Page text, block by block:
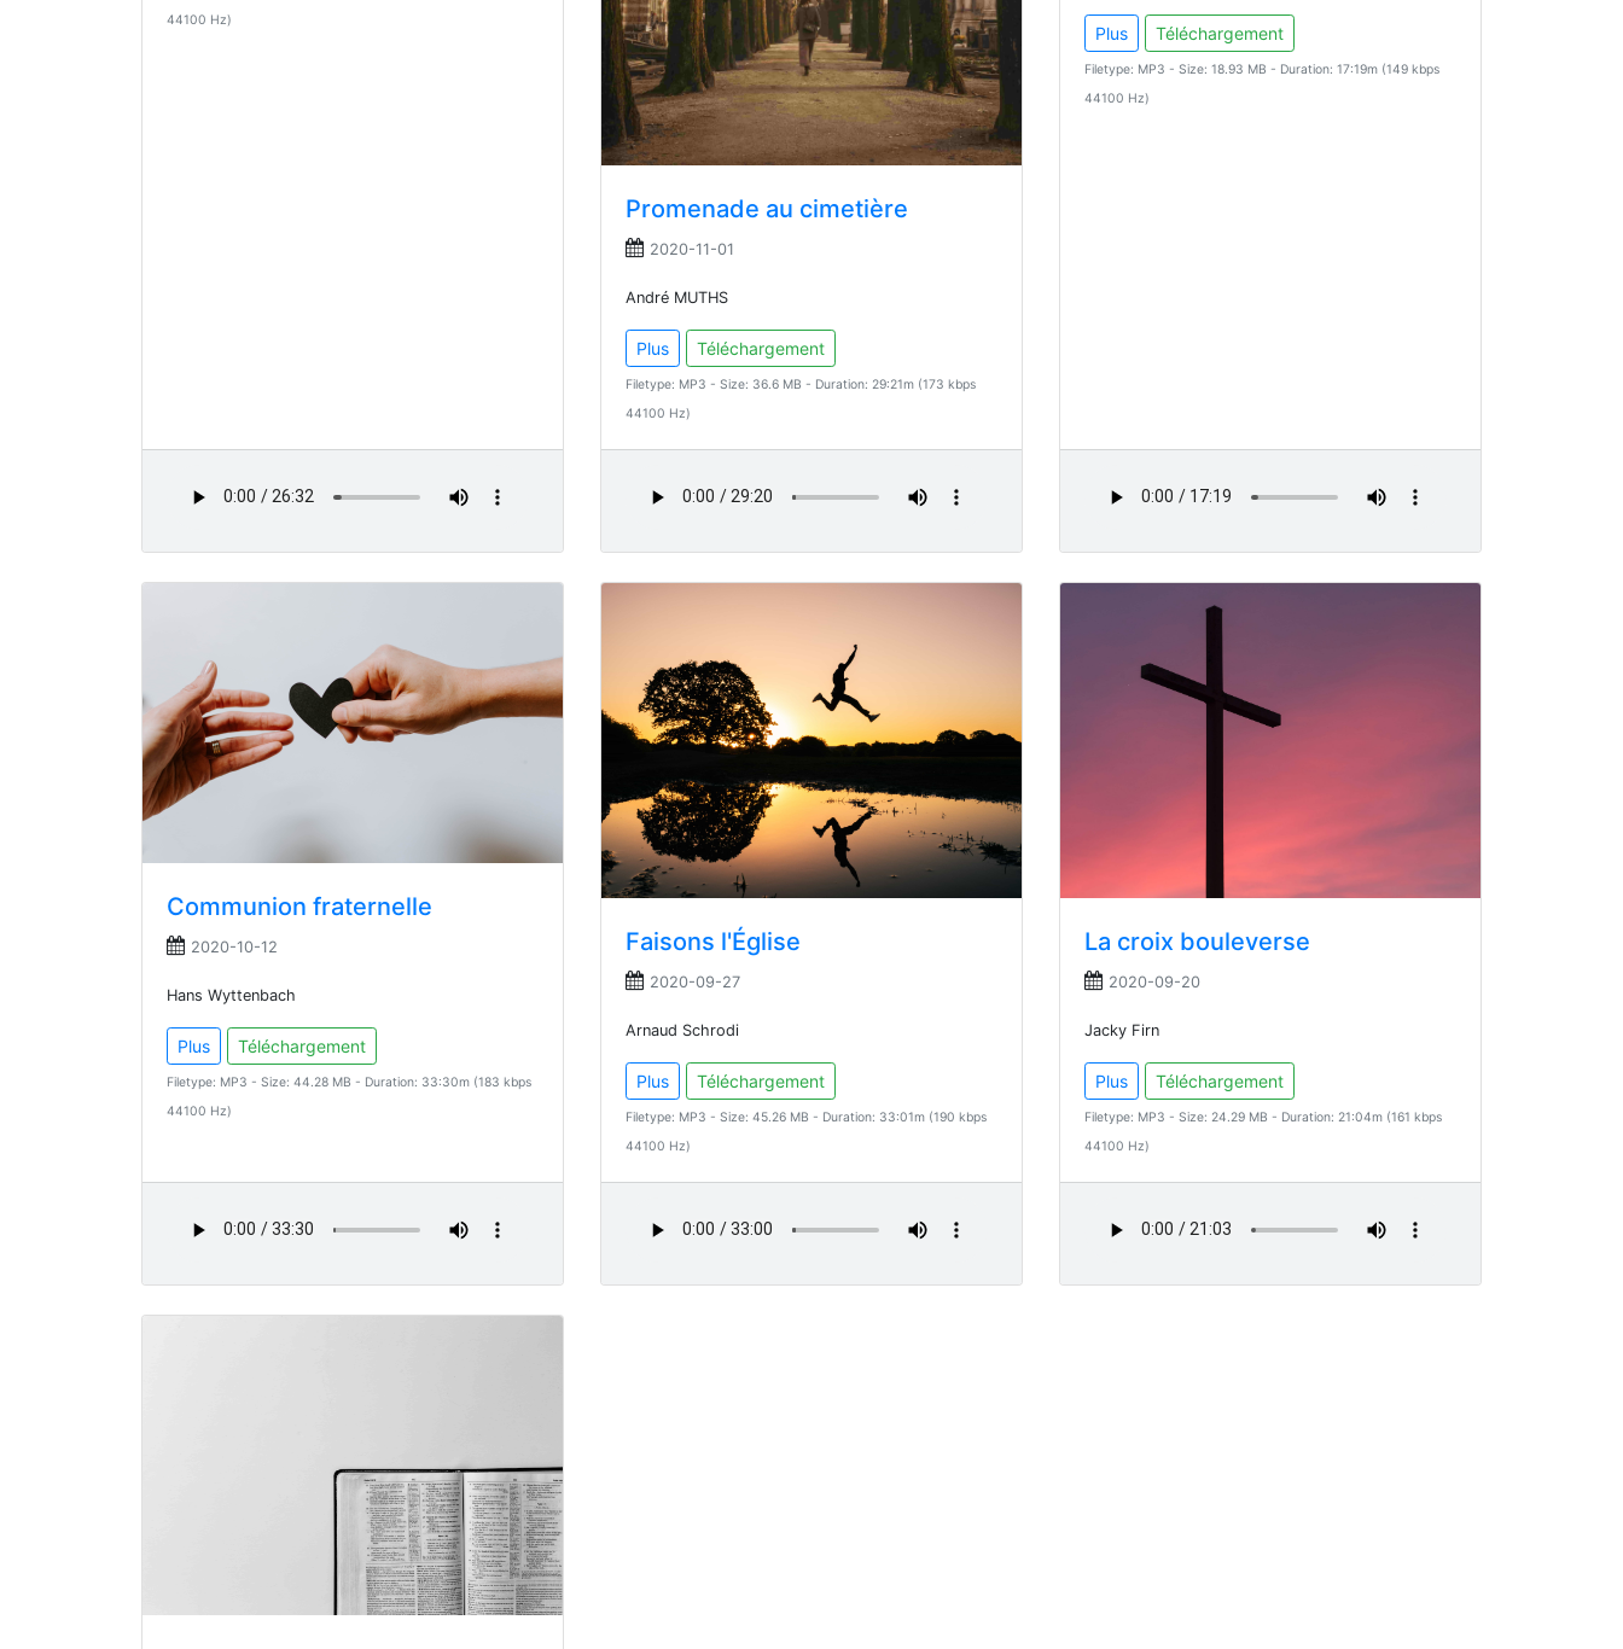
44100 Hz)
Promenade au cimetière
2020-11-01
André MUTHS
Plus Téléchargement
Filetype: MP3 - Size: 36.6 MB - Duration: 29:21m (173 kbps
44100 Hz)
Plus Téléchargement
Filetype: MP3 - Size: 18.93 MB - Duration: 17:19m (149 kbps
44100 Hz)
Communion fraternelle
2020-10-12
Hans Wyttenbach
Plus Téléchargement
Filetype: MP3 - Size: 44.28 MB - Duration: 33:30m (183 kbps
44100 Hz)
Faisons l'Église
2020-09-27
Arnaud Schrodi
Plus Téléchargement
Filetype: MP3 - Size: 45.26 MB - Duration: 33:01m (190 kbps
44100 Hz)
La croix bouleverse
2020-09-20
Jacky Firn
Plus Téléchargement
Filetype: MP3 - Size: 24.29 MB - Duration: 21:04m (161 kbps
44100 Hz)